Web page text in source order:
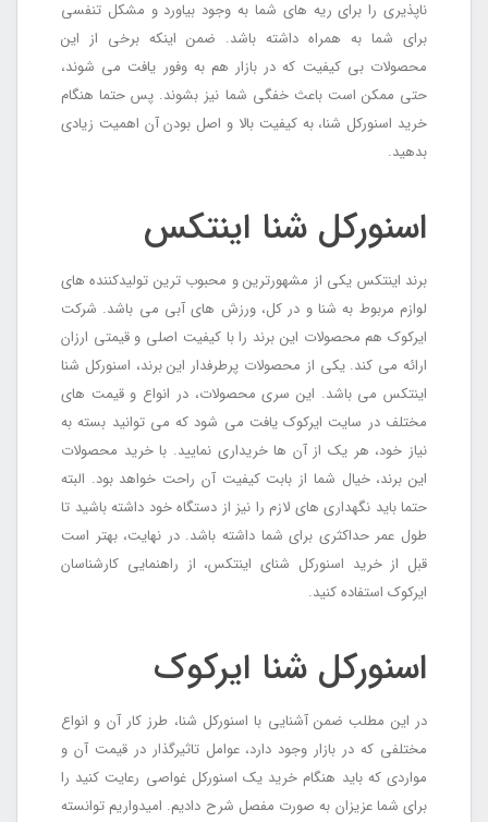
ناپذیری را برای ریه های شما به وجود بیاورد و مشکل تنفسی
برای شما به همراه داشته باشد. ضمن اینکه برخی از این
محصولات بی کیفیت که در بازار هم به وفور یافت می شوند،
حتی ممکن است باعث خفگی شما نیز بشوند. پس حتما هنگام
خرید اسنورکل شنا، به کیفیت بالا و اصل بودن آن اهمیت زیادی
بدهید.
اسنورکل شنا اینتکس
برند اینتکس یکی از مشهورترین و محبوب ترین تولیدکننده های
لوازم مربوط به شنا و در کل، ورزش های آبی می باشد. شرکت
ایرکوک هم محصولات این برند را با کیفیت اصلی و قیمتی ارزان
ارائه می کند. یکی از محصولات پرطرفدار این برند، اسنورکل شنا
اینتکس می باشد. این سری محصولات، در انواع و قیمت های
مختلف در سایت ایرکوک یافت می شود که می توانید بسته به
نیاز خود، هر یک از آن ها خریداری نمایید. با خرید محصولات
این برند، خیال شما از بابت کیفیت آن راحت خواهد بود. البته
حتما باید نگهداری های لازم را نیز از دستگاه خود داشته باشید تا
طول عمر حداکثری برای شما داشته باشد. در نهایت، بهتر است
قبل از خرید اسنورکل شنای اینتکس، از راهنمایی کارشناسان
ایرکوک استفاده کنید.
اسنورکل شنا ایرکوک
در این مطلب ضمن آشنایی با اسنورکل شنا، طرز کار آن و انواع
مختلفی که در بازار وجود دارد، عوامل تاثیرگذار در قیمت آن و
مواردی که باید هنگام خرید یک اسنورکل غواصی رعایت کنید را
برای شما عزیزان به صورت مفصل شرح دادیم. امیدواریم توانسته